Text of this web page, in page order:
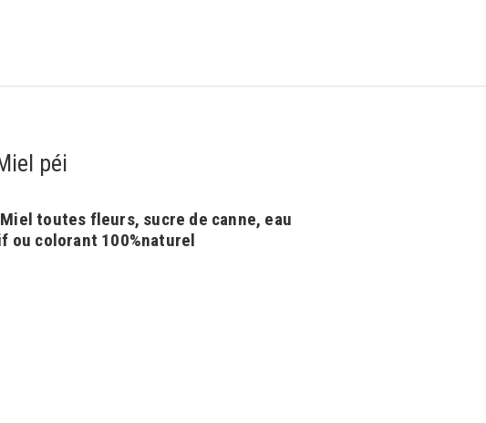
péi
toutes fleurs, sucre de canne, eau
ou colorant 100%naturel